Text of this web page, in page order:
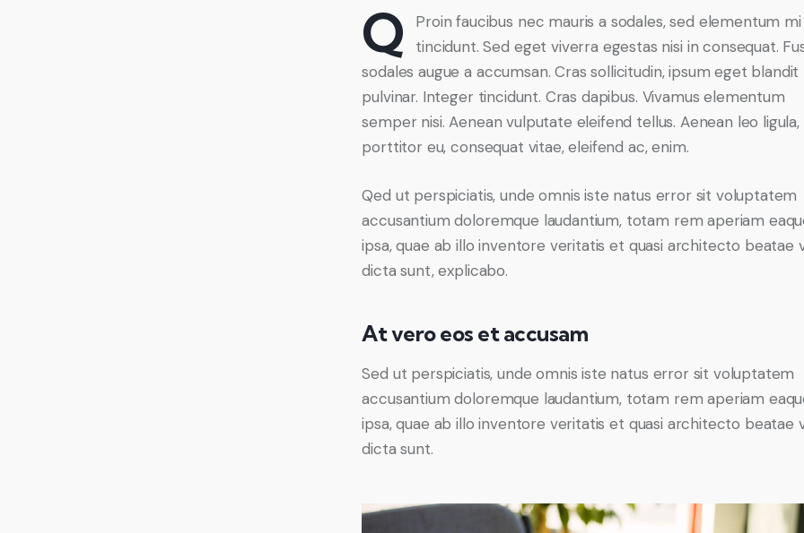
Q
Proin faucibus nec mauris a sodales, sed elementum mi
tincidunt. Sed eget viverra egestas nisi in consequat.
sodales augue a accumsan. Cras sollicitudin, ipsum eget blandit
pulvinar. Integer tincidunt. Cras dapibus. Vivamus elementum
semper nisi. Aenean vulputate eleifend tellus. Aenean leo ligula,
porttitor eu, consequat vitae, eleifend ac, enim.
Qed ut perspiciatis, unde omnis iste natus error sit voluptatem
accusantium doloremque laudantium, totam rem aperiam
ipsa, quae ab illo inventore veritatis et quasi architecto beatae
dicta sunt, explicabo.
At vero eos et accusam
Sed ut perspiciatis, unde omnis iste natus error sit voluptatem
accusantium doloremque laudantium, totam rem aperiam
ipsa, quae ab illo inventore veritatis et quasi architecto beatae
dicta sunt.